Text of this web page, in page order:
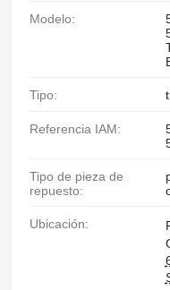
Modelo:
Tipo:
Referencia IAM:
Tipo de pieza de
repuesto:
Ubicación: